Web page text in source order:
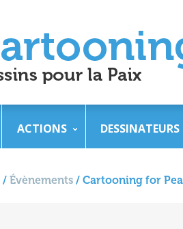
ACTIONS DESSINATEURS
/ Évènements / Cartooning for